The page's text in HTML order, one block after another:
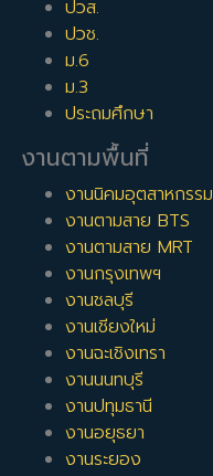
ปวส.
ปวช.
ม.6
ม.3
ประถมศึกษา
งานตามพื้นที่
งานนิคมอุตสาหกรรม
งานตามสาย BTS
งานตามสาย MRT
งานกรุงเทพฯ
งานชลบุรี
งานเชียงใหม่
งานฉะเชิงเทรา
งานนนทบุรี
งานปทุมธานี
งานอยุธยา
งานระยอง